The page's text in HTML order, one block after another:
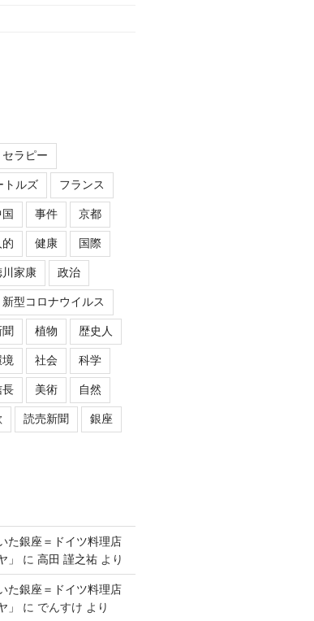
セラピー
トルズ フランス
事件 京都
健康 国際
川家康 政治
新型コロナウイルス
植物 歴史人
境 社会 科学
長 美術 自然
読売新聞 銀座
た銀座＝ドイツ料理店
」
に 高田 謹之祐より
た銀座＝ドイツ料理店
」
に でんすけ より